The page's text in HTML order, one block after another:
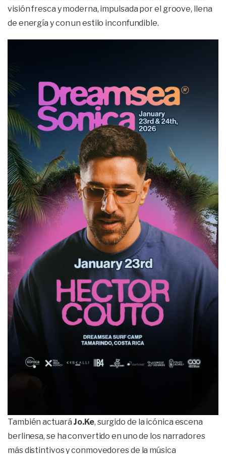
visión fresca y moderna, impulsada por el groove, llena
de energía y con un estilo inconfundible.
También actuará Jo.Ke, surgido de la icónica escena
berlinesa, se ha convertido en uno de los narradores
más distintivos y conmovedores de la música